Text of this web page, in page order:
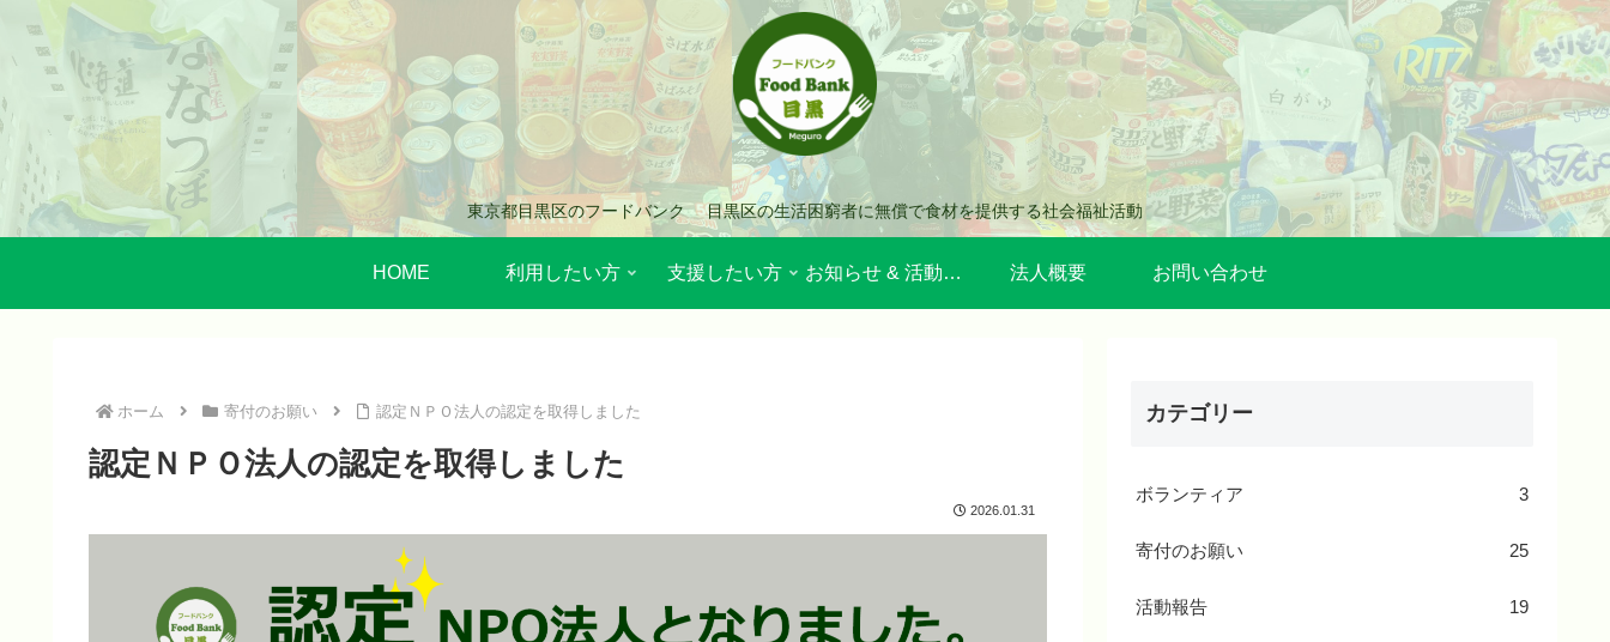
東京都目黒区のフードバンク 目黒区の生活困窮者に無償で食材を提供する社会福祉活動
HOME 利用したい方 支援したい方 お知らせ & 活動報告 法人概要 お問い合わせ
ホーム 寄付のお願い 認定ＮＰＯ法人の認定を取得しました
認定ＮＰＯ法人の認定を取得しました
2026.01.31
カテゴリー
ボランティア 3
寄付のお願い 25
活動報告 19